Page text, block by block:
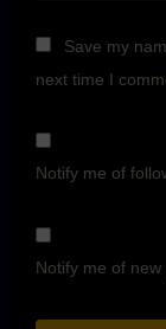
Save my
next time I
Notify me of
Notify me of new